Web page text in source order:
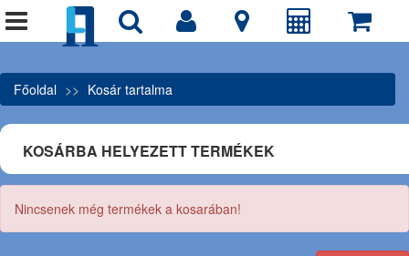
Főoldal Kosár tartalma
KOSÁRBA HELYEZETT TERMÉKEK
Nincsenek még termékek a kosarában!